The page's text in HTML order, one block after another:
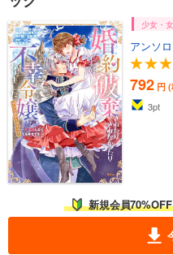
少女・
アンソ
792 円
3pt
新規会員